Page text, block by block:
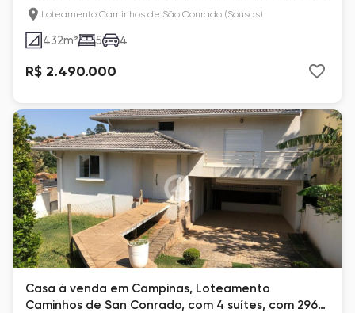
com 432 m²
Loteamento Caminhos de São Conrado (Sousas)
432m² 5 4
R$ 2.490.000
Casa à venda em Campinas, Loteamento
Caminhos de San Conrado, com 4 suítes, com 296